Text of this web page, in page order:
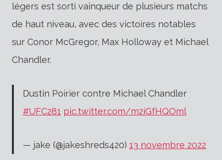
légers est sorti vainqueur de plusieurs matchs
de haut niveau, avec des victoires notables
sur Conor McGregor, Max Holloway et Michael
Chandler.
Dustin Poirier contre Michael Chandler
#UFC281 pic.twitter.com/m2iGfHQOml
— jake (@jakeshreds420) 13 novembre 2022